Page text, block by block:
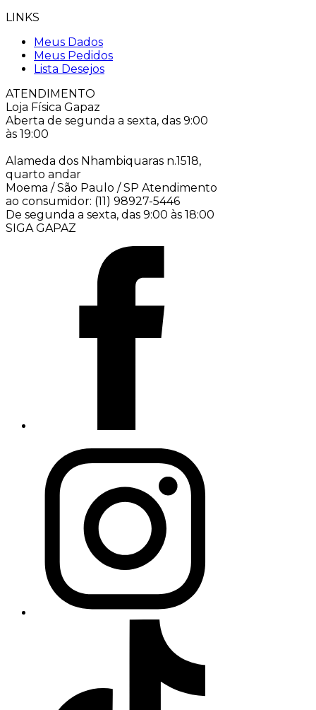
LINKS
Meus Dados
Meus Pedidos
Lista Desejos
ATENDIMENTO
Loja Física Gapaz
Aberta de segunda a sexta, das 9:00
às 19:00
Alameda dos Nhambiquaras n.1518,
quarto andar
Moema / São Paulo / SP Atendimento
ao consumidor: (11) 98927-5446
De segunda a sexta, das 9:00 às 18:00
SIGA GAPAZ